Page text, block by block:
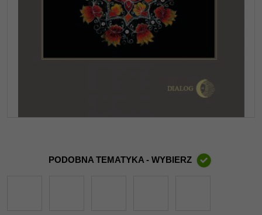
PODOBNA TEMATYKA - WYBIERZ